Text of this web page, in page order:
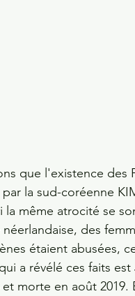
que l'existence des
par la sud-coréenne
la même atrocité se
des
étaient abusées,
a révélé ces faits
et morte en août